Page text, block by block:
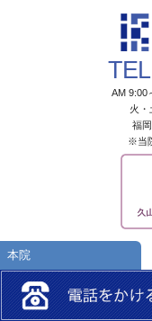
本院
AM 9:00
火・
福
※当